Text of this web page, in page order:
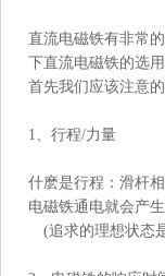
直流电磁铁有非常
下直流电磁铁的选用
首先我们应该注意
1、行程/力量
什麽是行程：滑杆
电磁铁通电就会产
(追求的理想状态